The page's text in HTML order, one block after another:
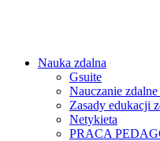
Nauka zdalna
Gsuite
Nauczanie
Zasady edukacji
Netykieta
PRACA